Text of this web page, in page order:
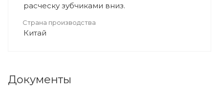
расческу зубчиками вниз.
Страна производства
Китай
Документы